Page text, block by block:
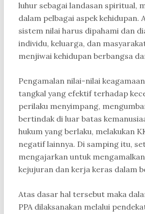
luhur sebagai landasan spiritual,
dalam pelbagai aspek kehidupan.
sistem nilai harus dipahami dan
individu, keluarga, dan
menjiwai kehidupan berbangsa
Pengamalan nilai-nilai
tangkal yang efektif terhadap
perilaku menyimpang,
bertindak di luar batas
hukum yang berlaku, melakukan
negatif lainnya. Di samping itu,
mengajarkan untuk
kejujuran dan kerja keras dalam
Atas dasar hal tersebut maka
PPA dilaksanakan melalui